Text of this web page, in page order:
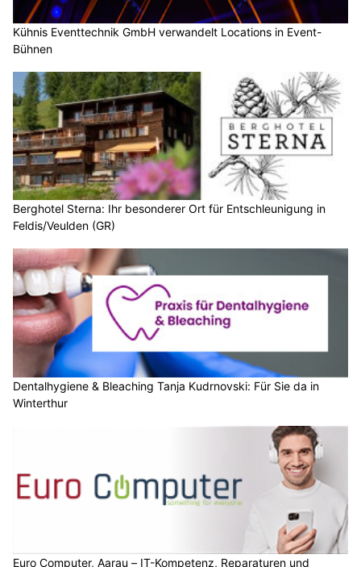
Kühnis Eventtechnik GmbH verwandelt Locations in Event-
Bühnen
Berghotel Sterna: Ihr besonderer Ort für Entschleunigung in
Feldis/Veulden (GR)
Dentalhygiene & Bleaching Tanja Kudrnovski: Für Sie da in
Winterthur
Euro Computer, Aarau – IT-Kompetenz, Reparaturen und